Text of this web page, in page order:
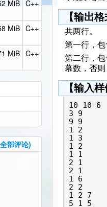
MiB C++
MiB C++
MiB C++
部评论)
【输出
共两行。
第一行，
第二行，
幕数，否
【输入
10 10 6
3 9
9 9
1 2
1 3
1 2
1 1
2 1
2 1
1 6
2 2
1 2 7
5 1 5